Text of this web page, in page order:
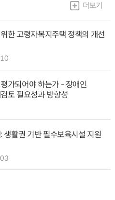
더보기
한 고령자복지주택 정책의 개선
가되어야 하는가 - 장애인
토 필요성과 방향성
생활권 기반 필수보육시설 지원